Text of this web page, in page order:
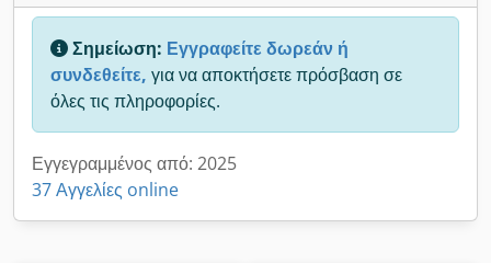
Σημείωση: Εγγραφείτε δωρεάν ή
συνδεθείτε, για να αποκτήσετε πρόσβαση σε
όλες τις πληροφορίες.
Εγγεγραμμένος από: 2025
37 Αγγελίες online